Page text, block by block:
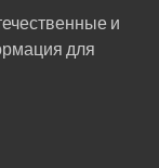
и
для